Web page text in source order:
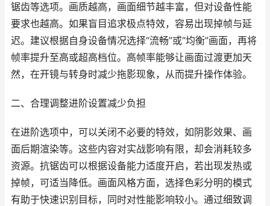
锯齿等选项。画质越高，画面细节越丰富，但对设备性能
要求也越高。如果盲目追求极点特效，容易出现掉帧与延
迟。建议根据自身设备情况选择“流畅”或“均衡”画面，再将
帧率提升至高或超高档位。高帧率能够让画面过渡更加天
然，在开镜与转身时减少拖影现象，从而提升操作体验。
二、合理调整进阶设置减少负担
在进阶选项中，可以关闭不必要的特效，如阴影效果、画
面后期渲染等。这些内容对实战影响有限，却会消耗较多
资源。抗锯齿可以根据设备能力适度开启，若出现发热或
掉帧，可适当降低。画面风格方面，选择色彩分明的模式
有助于快速识别目标，同时对性能影响较小。通过细致调